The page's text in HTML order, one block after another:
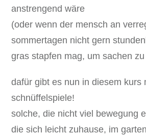
anstrengend wäre
(oder wenn der mensch an
sommertagen nicht gern
gras stapfen mag, um sachen
dafür gibt es nun in diesem kurs
schnüffelspiele!
solche, die nicht viel bewegung
die sich leicht zuhause, im